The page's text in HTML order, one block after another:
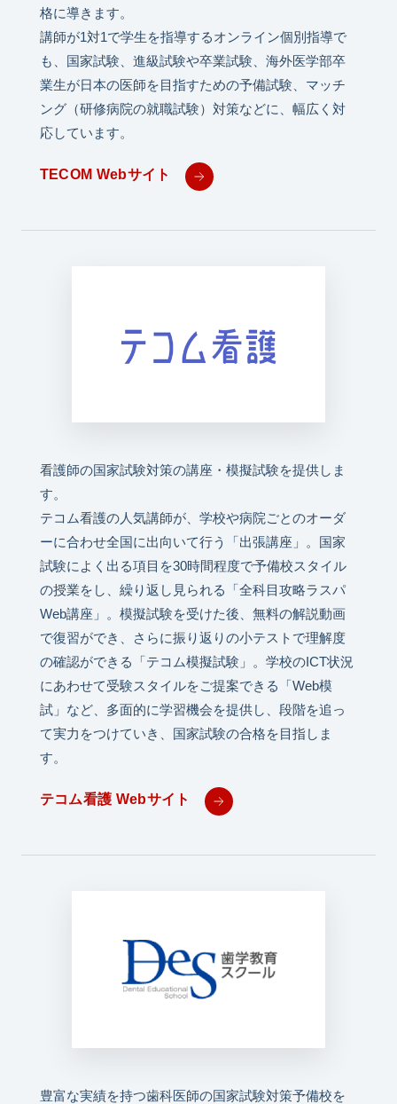
格に導きます。
講師が1対1で学生を指導するオンライン個別指導で
も、国家試験、進級試験や卒業試験、海外医学部卒
業生が日本の医師を目指すための予備試験、マッチ
ング（研修病院の就職試験）対策などに、幅広く対
応しています。
TECOM Webサイト
看護師の国家試験対策の講座・模擬試験を提供しま
す。
テコム看護の人気講師が、学校や病院ごとのオーダ
ーに合わせ全国に出向いて行う「出張講座」。国家
試験によく出る項目を30時間程度で予備校スタイル
の授業をし、繰り返し見られる「全科目攻略ラスパ
Web講座」。模擬試験を受けた後、無料の解説動画
で復習ができ、さらに振り返りの小テストで理解度
の確認ができる「テコム模擬試験」。学校のICT状況
にあわせて受験スタイルをご提案できる「Web模
試」など、多面的に学習機会を提供し、段階を追っ
て実力をつけていき、国家試験の合格を目指しま
す。
テコム看護 Webサイト
豊富な実績を持つ歯科医師の国家試験対策予備校を